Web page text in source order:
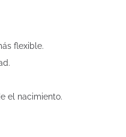
flexible.
el nacimiento.